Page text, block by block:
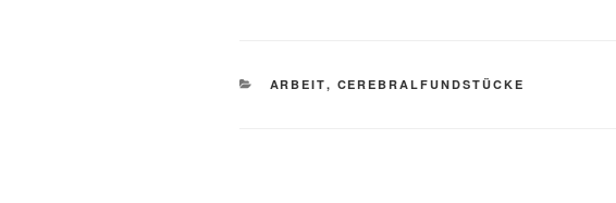
KATEGORIEN
ARBEIT, CEREBRALFUNDSTÜCKE